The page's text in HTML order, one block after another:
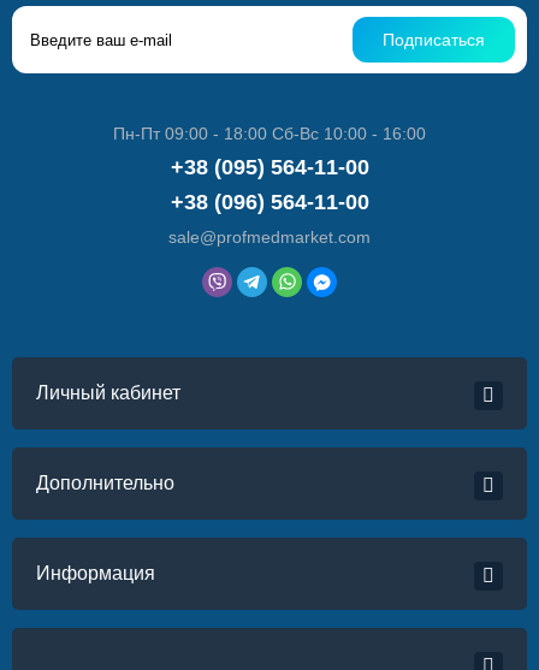
Подписаться
Пн-Пт 09:00 - 18:00 Сб-Вс 10:00 - 16:00
+38 (095) 564-11-00
+38 (096) 564-11-00
sale@profmedmarket.com
Личный кабинет
Дополнительно
Информация